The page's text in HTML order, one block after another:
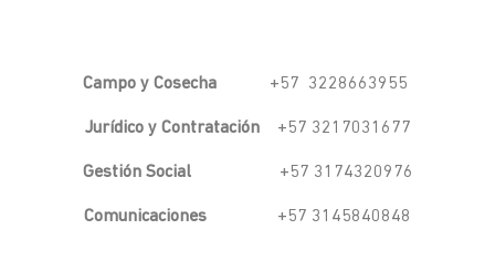
Campo y Cosecha +57 3228663955
Jurídico y Contratación +57 3217031677
Gestión Social+57 3174320976
Comunicaciones +57 3145840848